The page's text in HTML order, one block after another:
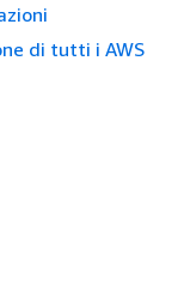
di tutti i AWS